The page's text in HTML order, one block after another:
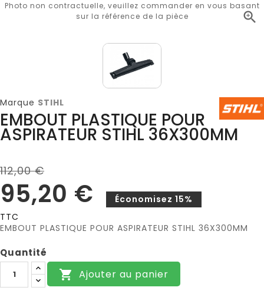

Photo non contractuelle, veuillez commander en vous basant
sur la référence de la pièce
Marque STIHL
EMBOUT PLASTIQUE POUR
ASPIRATEUR STIHL 36X300MM
112,00 €
95,20 €
Économisez 15%
TTC
EMBOUT PLASTIQUE POUR ASPIRATEUR STIHL 36X300MM
Quantité
 Ajouter au panier